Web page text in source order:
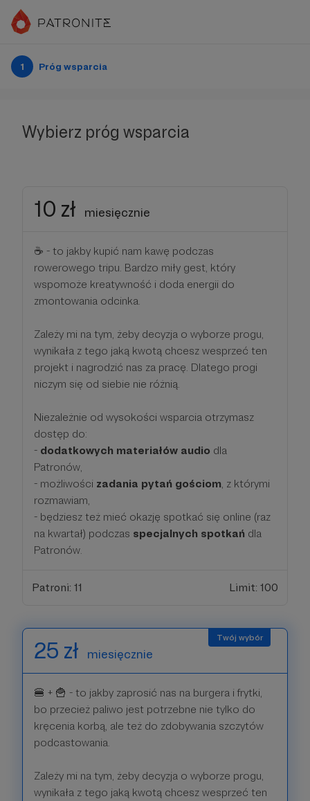
1 Próg wsparcia
Wybierz próg wsparcia
10 zł miesięcznie
☕️ - to jakby kupić nam kawę podczas
rowerowego tripu. Bardzo miły gest, który
wspomoże kreatywność i doda energii do
zmontowania odcinka.
Zależy mi na tym, żeby decyzja o wyborze progu,
wynikała z tego jaką kwotą chcesz wesprzeć ten
projekt i nagrodzić nas za pracę. Dlatego progi
niczym się od siebie nie różnią.
Niezależnie od wysokości wsparcia otrzymasz
dostęp do:
- dodatkowych materiałów audio dla
Patronów,
- możliwości zadania pytań gościom, z którymi
rozmawiam,
- będziesz też mieć okazję spotkać się online (raz
na kwartał) podczas specjalnych spotkań dla
Patronów.
Patroni: 11 Limit: 100
25 zł miesięcznie
🍔 + 🍟 - to jakby zaprosić nas na burgera i frytki,
bo przecież paliwo jest potrzebne nie tylko do
kręcenia korbą, ale też do zdobywania szczytów
podcastowania.
Zależy mi na tym, żeby decyzja o wyborze progu,
wynikała z tego jaką kwotą chcesz wesprzeć ten